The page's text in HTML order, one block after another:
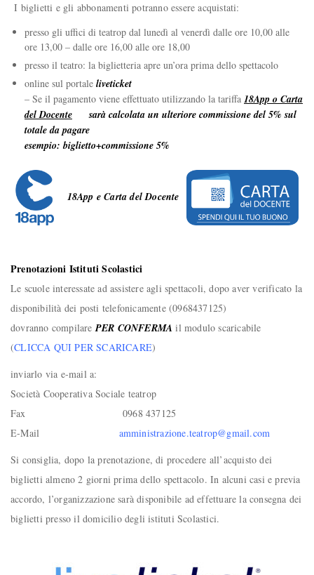
I biglietti e gli abbonamenti potranno essere acquistati:
presso gli uffici di teatrop dal lunedì al venerdì dalle ore 10,00 alle
ore 13,00 – dalle ore 16,00 alle ore 18,00
presso il teatro: la biglietteria apre un’ora prima dello spettacolo
online sul portale liveticket
– Se il pagamento viene effettuato utilizzando la tariffa 18App o Carta
del Docente sarà calcolata un ulteriore commissione del 5% sul
totale da pagare
esempio: biglietto+commissione 5%
18App e Carta del Docente
Prenotazioni Istituti Scolastici
Le scuole interessate ad assistere agli spettacoli, dopo aver verificato la
disponibilità dei posti telefonicamente (0968437125)
dovranno compilarePER CONFERMAil modulo scaricabile
(CLICCA QUI PER SCARICARE)
inviarlo via e-mail a:
Società Cooperativa Sociale teatrop
Fax 0968 437125
E-Mail
amministrazione.teatrop@gmail.com
Si consiglia, dopo la prenotazione, di procedere all’acquisto dei
biglietti almeno 2 giorni prima dello spettacolo. In alcuni casi e previa
accordo, l’organizzazione sarà disponibile ad effettuare la consegna dei
biglietti presso il domicilio degli istituti Scolastici.